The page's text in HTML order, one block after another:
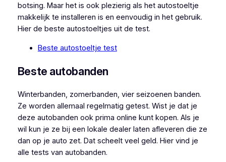
botsing. Maar het is ook plezierig als het autostoeltje
makkelijk te installeren is en eenvoudig in het gebruik.
Hier de beste autostoeltjes uit de test.
Beste autostoeltje test
Beste autobanden
Winterbanden, zomerbanden, vier seizoenen banden.
Ze worden allemaal regelmatig getest. Wist je dat je
deze autobanden ook prima online kunt kopen. Als je
wil kun je ze bij een lokale dealer laten afleveren die ze
dan op je auto zet. Dat scheelt veel geld. Hier vind je
alle tests van autobanden.